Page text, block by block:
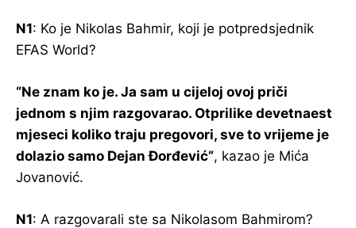
N1: Ko je Nikolas Bahmir, koji je potpredsjednik
EFAS World?
“Ne znam ko je. Ja sam u cijeloj ovoj priči
jednom s njim razgovarao. Otprilike devetnaest
mjeseci koliko traju pregovori, sve to vrijeme je
dolazio samo Dejan Đorđević”, kazao je Mića
Jovanović.
N1: A razgovarali ste sa Nikolasom Bahmirom?